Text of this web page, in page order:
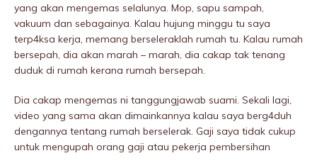
yang akan mengemas selalunya. Mop, sapu sampah,
vakuum dan sebagainya. Kalau hujung minggu tu saya
terp4ksa kerja, memang berseleraklah rumah tu. Kalau rumah
bersepah, dia akan marah – marah, dia cakap tak tenang
duduk di rumah kerana rumah bersepah.
Dia cakap mengemas ni tanggungjawab suami. Sekali lagi,
video yang sama akan dimainkannya kalau saya berg4duh
dengannya tentang rumah berselerak. Gaji saya tidak cukup
untuk mengupah orang gaji atau pekerja pembersihan